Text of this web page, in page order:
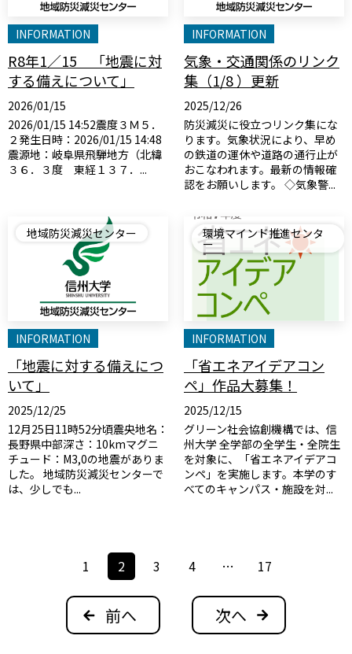
INFORMATION
R8年1／15 「地震に対
する備えについて」
2026/01/15
2026/01/15 14:52震度３Ｍ５．
２発生日時：2026/01/15 14:48
震源地：岐阜県飛騨地方（北緯
３６．３度 東経１３７．...
INFORMATION
気象・交通関係のリンク
集（1/8 ）更新
2025/12/26
防災減災に役立つリンク集にな
ります。気象状況により、早め
の鉄道の運休や道路の通行止が
おこなわれます。最新の情報確
認をお願いします。 ◇気象警...
地域防災減災センター
INFORMATION
「地震に対する備えにつ
いて」
2025/12/25
12月25日11時52分頃震央地名：
長野県中部深さ：10kmマグニ
チュード：M3,0の地震がありま
した。 地域防災減災センターで
は、少しでも...
環境マインド推進センタ
ー
INFORMATION
「省エネアイデアコン
ペ」作品大募集！
2025/12/15
グリーン社会協創機構では、信
州大学 全学部の全学生・全院生
を対象に、「省エネアイデアコ
ンペ」を実施します。本学のす
べてのキャンパス・施設を対...
1 2 3 4 … 17
前へ 次へ